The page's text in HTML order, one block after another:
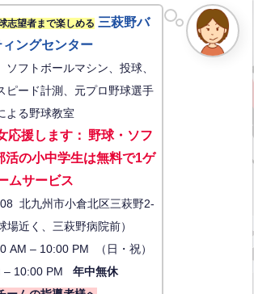
志望者まで楽しめる 三萩野バ
ィングセンター
ソフトボールマシン、投球、
ピード計測、元プロ野球選手
よる野球教室
応援します： 野球・ソフ
活の小中学生は無料で1ゲ
ムサービス
北九州市小倉北区三萩野2-
場近く、三萩野病院前）
AM – 10:00 PM （日・祝）
– 10:00 PM 年中無休